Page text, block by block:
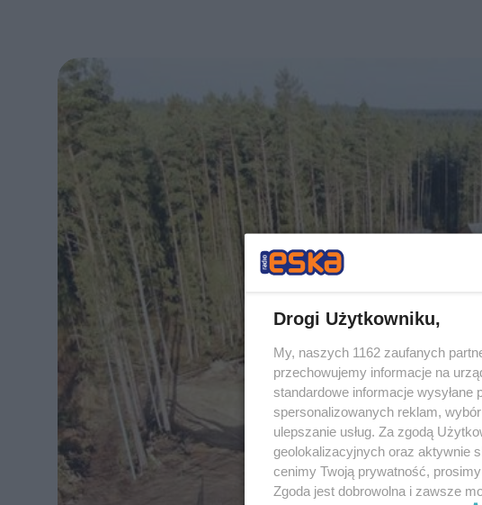
Drogi Użytkowniku,
My, naszych 1162 zaufanych
przechowujemy informacje na
standardowe informacje
spersonalizowanych reklam,
ulepszanie usług. Za zgodą
geolokalizacyjnych oraz aktywnie
cenimy Twoją prywatność,
Zgoda jest dobrowolna i zawsze